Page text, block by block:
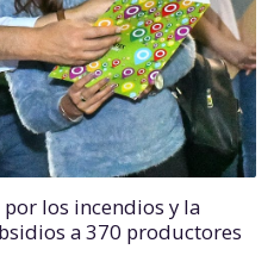
los incendios y la
a 370 productores